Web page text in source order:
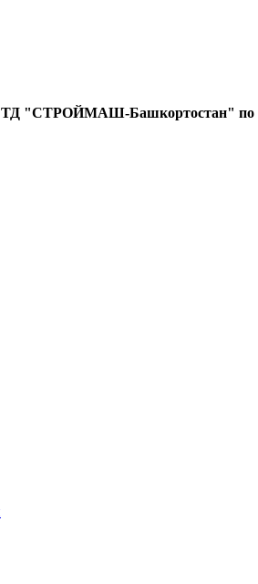
в ТД "СТРОЙМАШ-Башкортостан" по